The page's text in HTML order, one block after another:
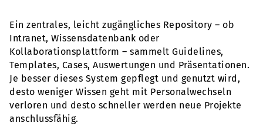
Ein zentrales, leicht zugängliches Repository – ob
Intranet, Wissensdatenbank oder
Kollaborationsplattform – sammelt Guidelines,
Templates, Cases, Auswertungen und Präsentationen.
Je besser dieses System gepflegt und genutzt wird,
desto weniger Wissen geht mit Personalwechseln
verloren und desto schneller werden neue Projekte
anschlussfähig.